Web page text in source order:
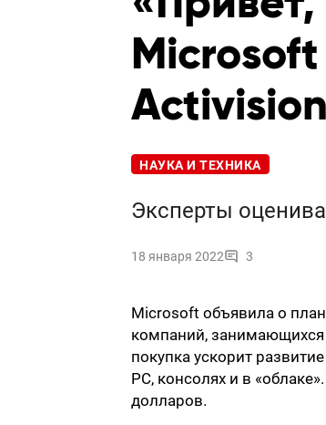
НАУКА И ТЕХНИКА
Эксперты
18 января 2022 3
Microsoft объявила о
компаний, занимающихся
покупка ускорит
PC, консолях и в
долларов.